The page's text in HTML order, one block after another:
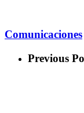
Comunicaciones
Previous